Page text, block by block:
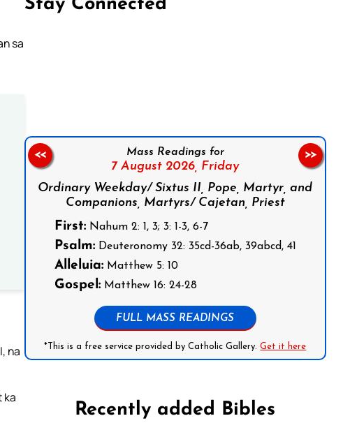
sa
na
ka
Stay Connected
Mass Readings for
7 August 2026, Friday
Ordinary Weekday/ Sixtus II, Pope, Martyr, and
Companions, Martyrs/ Cajetan, Priest
First:Nahum 2: 1, 3; 3: 1-3, 6-7
Psalm:Deuteronomy 32: 35cd-36ab, 39abcd, 41
Alleluia:Matthew 5: 10
Gospel:Matthew 16: 24-28
FULL MASS READINGS
*This is a free service provided by Catholic Gallery.Get it here
<< >>
Recently added Bibles